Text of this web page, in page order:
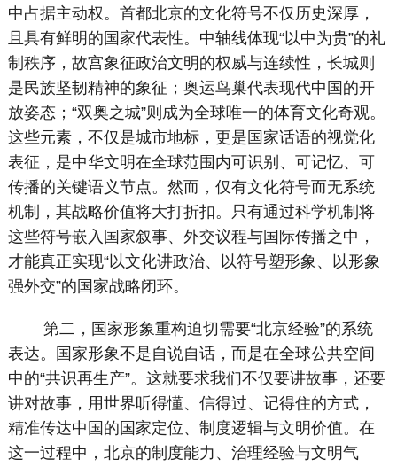
中占据主动权。首都北京的文化符号不仅历史深厚，
且具有鲜明的国家代表性。中轴线体现“以中为贵”的礼
制秩序，故宫象征政治文明的权威与连续性，长城则
是民族坚韧精神的象征；奥运鸟巢代表现代中国的开
放姿态；“双奥之城”则成为全球唯一的体育文化奇观。
这些元素，不仅是城市地标，更是国家话语的视觉化
表征，是中华文明在全球范围内可识别、可记忆、可
传播的关键语义节点。然而，仅有文化符号而无系统
机制，其战略价值将大打折扣。只有通过科学机制将
这些符号嵌入国家叙事、外交议程与国际传播之中，
才能真正实现“以文化讲政治、以符号塑形象、以形象
强外交”的国家战略闭环。
第二，国家形象重构迫切需要“北京经验”的系统
表达。国家形象不是自说自话，而是在全球公共空间
中的“共识再生产”。这就要求我们不仅要讲故事，还要
讲对故事，用世界听得懂、信得过、记得住的方式，
精准传达中国的国家定位、制度逻辑与文明价值。在
这一过程中，北京的制度能力、治理经验与文明气